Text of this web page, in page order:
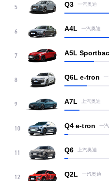
5 Q3 一汽奥迪
6 A4L 一汽奥迪
7 A5L
8 Q6L e-tron
9 A7L 上汽奥迪
10 Q4 e-tron 一
11 Q6 上汽奥迪
12 Q2L 一汽奥迪